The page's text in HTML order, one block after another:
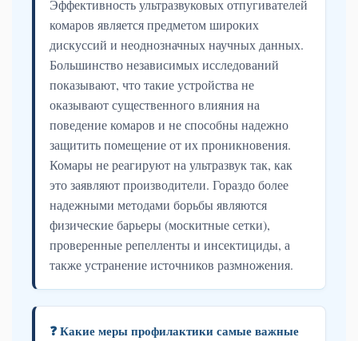
Эффективность ультразвуковых отпугивателей
комаров является предметом широких
дискуссий и неоднозначных научных данных.
Большинство независимых исследований
показывают, что такие устройства не
оказывают существенного влияния на
поведение комаров и не способны надежно
защитить помещение от их проникновения.
Комары не реагируют на ультразвук так, как
это заявляют производители. Гораздо более
надежными методами борьбы являются
физические барьеры (москитные сетки),
проверенные репелленты и инсектициды, а
также устранение источников размножения.
❓ Какие меры профилактики самые важные